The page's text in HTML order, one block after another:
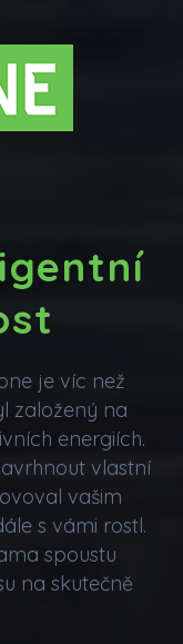
je víc než
založený na
energiích.
vlastní
vašim
s vámi rostl.
spoustu
na skutečně